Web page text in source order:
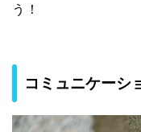
う！
コミュニケーシ